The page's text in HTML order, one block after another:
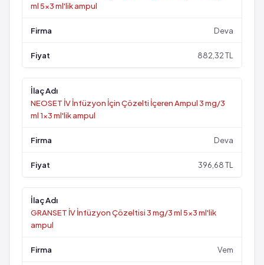
ml 5x3 ml'lik ampul
Deva
882,32 TL
NEOSET İV İnfüzyon İçin Çözelti İçeren Ampul 3 mg/3
ml 1x3 ml'lik ampul
Deva
396,68 TL
GRANSET İV İnfüzyon Çözeltisi 3 mg/3 ml 5x3 ml'lik
ampul
Vem